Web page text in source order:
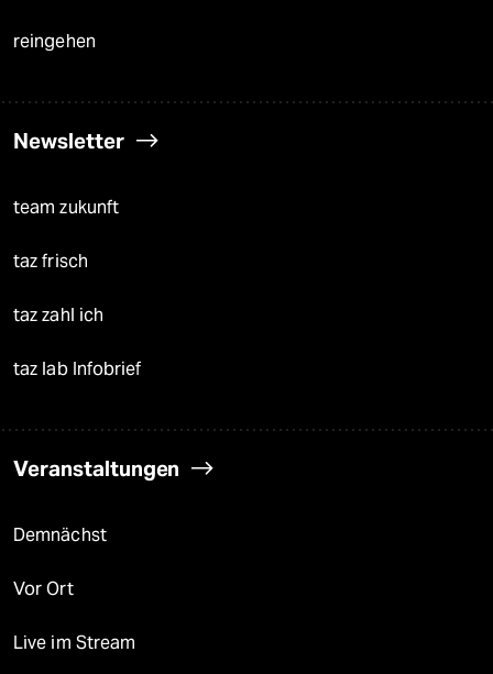
reingehen
Newsletter
team zukunft
taz frisch
taz zahl ich
taz lab Infobrief
Veranstaltungen
Demnächst
Vor Ort
Live im Stream